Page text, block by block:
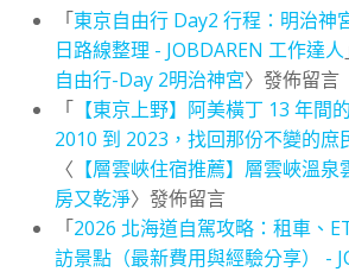
「東京自由行 Day2 行程：明治神
日路線整理 - JOBDAREN 工作達人
自由行-Day 2明治神宮〉發佈留言
「 【東京上野】阿美橫丁 13 年間
2010 到 2023，找回那份不變的庶
〈 【層雲峽住宿推薦】層雲峽溫
房又乾淨〉發佈留言
「2026 北海道自駕攻略：租車、
訪景點（最新費用與經驗分享） -